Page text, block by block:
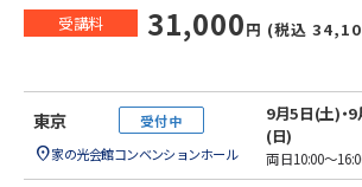
受講料 31,000円 (税込
受付中
東京
家の光会館コンベンションホール
9月5日(土)・9
(日)
両日10:00～